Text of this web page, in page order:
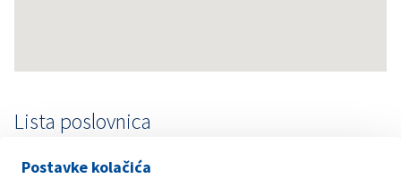
Postavke kolačića
Lista poslovnica